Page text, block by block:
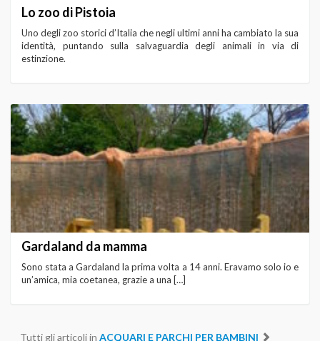
Lo zoo di Pistoia
Uno degli zoo storici d’Italia che negli ultimi anni ha cambiato la sua
identità, puntando sulla salvaguardia degli animali in via di
estinzione.
Gardaland da mamma
Sono stata a Gardaland la prima volta a 14 anni. Eravamo solo io e
un’amica, mia coetanea, grazie a una […]
Tutti gli articoli in ACQUARI E PARCHI PER BAMBINI